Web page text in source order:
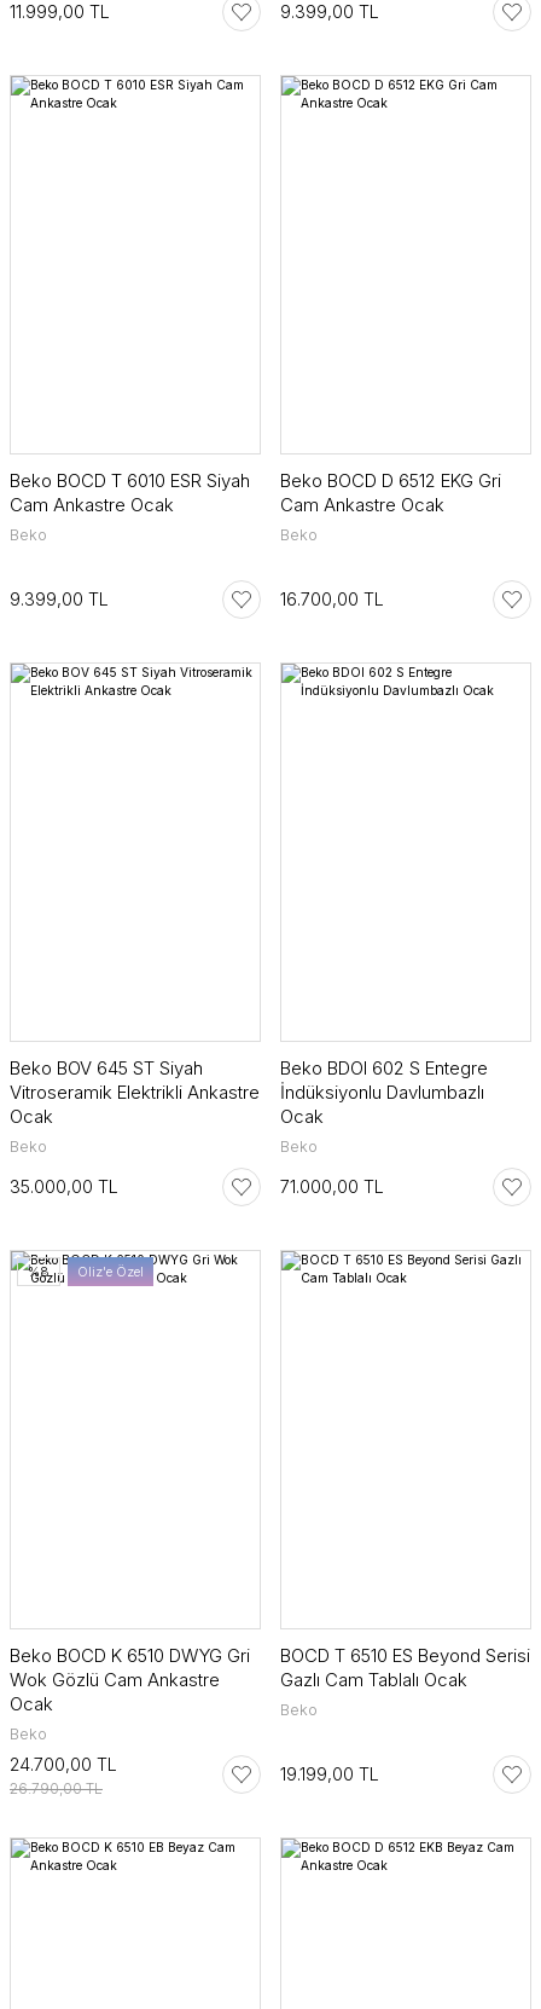
11.999,00 TL 9.399,00 TL
Beko BOCD T 6010 ESR Siyah
Cam Ankastre Ocak
Beko
9.399,00 TL
Beko BOCD D 6512 EKG Gri
Cam Ankastre Ocak
Beko
16.700,00 TL
Beko BOV 645 ST Siyah
Vitroseramik Elektrikli Ankastre
Ocak
Beko
35.000,00 TL
Beko BDOI 602 S Entegre
İndüksiyonlu Davlumbazlı
Ocak
Beko
71.000,00 TL
%8 Oliz'e Özel
Beko BOCD K 6510 DWYG Gri
Wok Gözlü Cam Ankastre
Ocak
Beko
24.700,00 TL
26.790,00 TL
BOCD T 6510 ES Beyond Serisi
Gazlı Cam Tablalı Ocak
Beko
19.199,00 TL